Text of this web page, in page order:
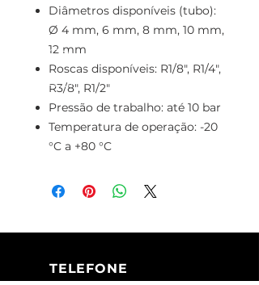
Diâmetros disponíveis (tubo):
Ø 4 mm, 6 mm, 8 mm, 10 mm,
12 mm
Roscas disponíveis: R1/8", R1/4",
R3/8", R1/2"
Pressão de trabalho: até 10 bar
Temperatura de operação: -20
°C a +80 °C
TELEFONE